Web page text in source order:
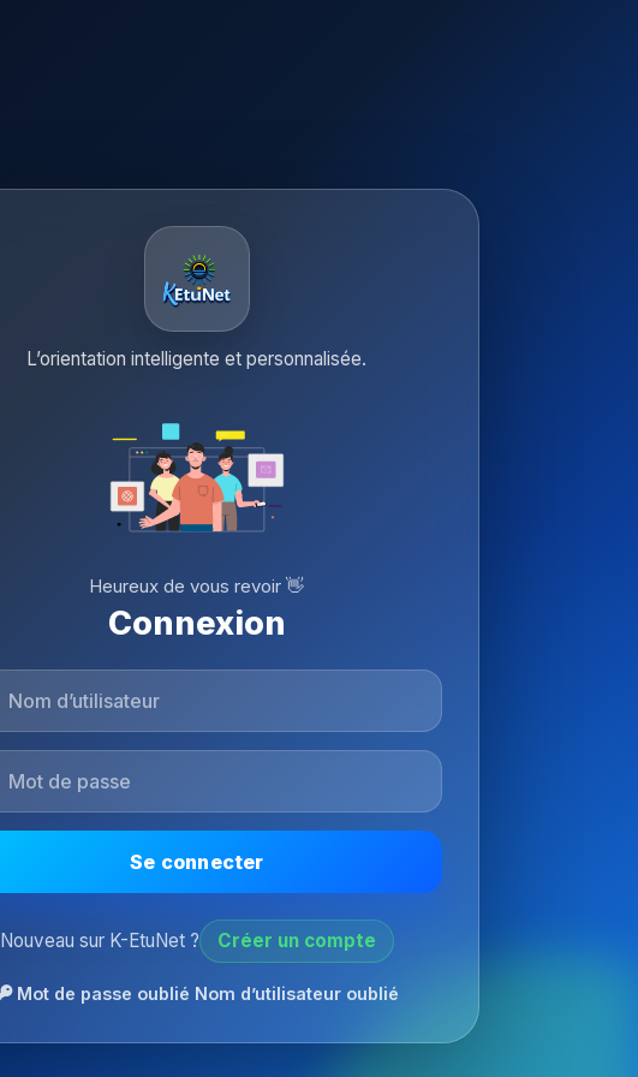
L’orientation intelligente et personnalisée.
Heureux de vous revoir 👋
Connexion
Se connecter
Nouveau sur K-EtuNet ? Créer un compte
Mot de passe oublié Nom d’utilisateur oublié